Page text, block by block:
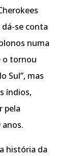
dá-se conta
numa
o tornou
Sul”, mas
índios,
pela
anos.
história da